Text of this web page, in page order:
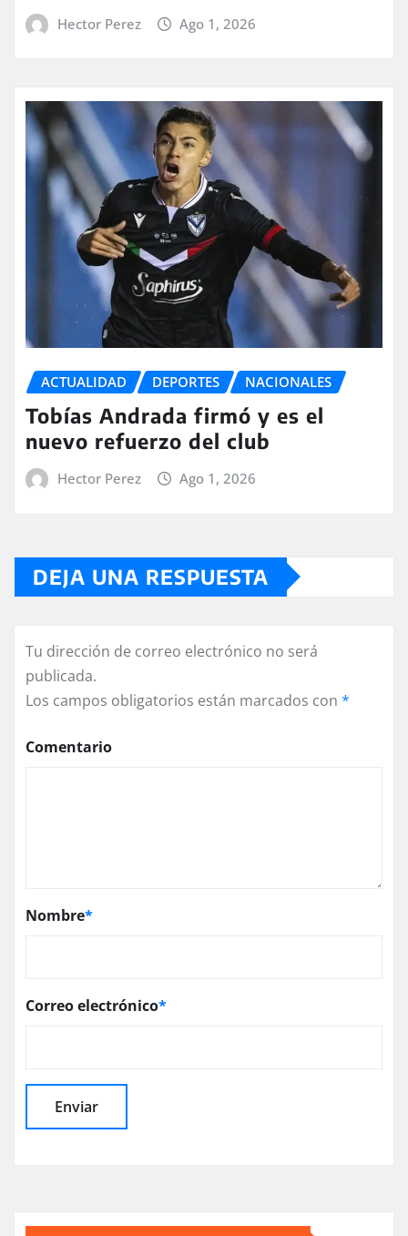
Hector Perez Ago 1, 2026
ACTUALIDAD DEPORTES NACIONALES
Tobías Andrada firmó y es el
nuevo refuerzo del club
Hector Perez Ago 1, 2026
DEJA UNA RESPUESTA
Tu dirección de correo electrónico no será
publicada.
Los campos obligatorios están marcados con *
Comentario
Nombre*
Correo electrónico*